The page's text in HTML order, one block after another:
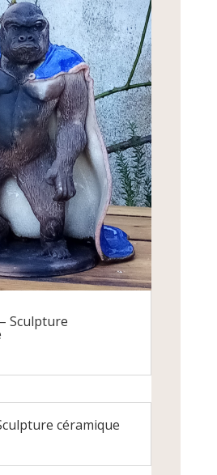
Sculpture
céramique